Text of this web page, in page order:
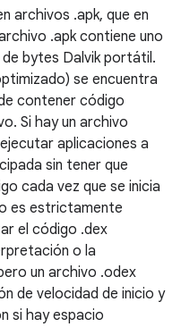
archivos .apk, que en
.apk contiene uno
bytes Dalvik portátil.
se encuentra
contener código
Si hay un archivo
aplicaciones a
sin tener que
cada vez que se inicia
es estrictamente
el código .dex
o la
un archivo .odex
de velocidad de inicio y
si hay espacio